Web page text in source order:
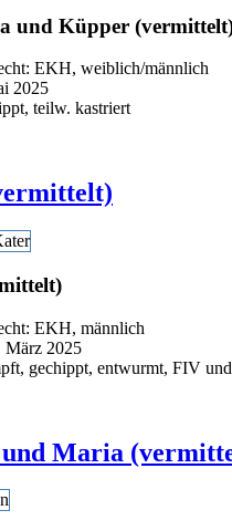
und Küpper
EKH, weiblich/männlich
2025
teilw. kastriert
EKH, männlich
März 2025
gechippt, entwurmt, FIV
und Maria